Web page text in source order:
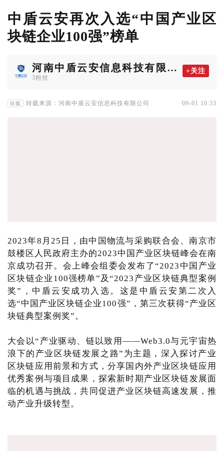
中盾云安再次入选“中国产业区
块链企业100强”榜单
河南中盾云安信息科技有限公
司
3粉丝
+关注
转载 转载来源：河南中盾云安信息科技有限公司 09-01 10:33
2023年8月25日，由中国物流与采购联合会、南京市
鼓楼区人民政府主办的2023中国产业区块链峰会在南
京成功召开。会上峰会组委会发布了“2023中国产业
区块链企业100强榜单”及“2023产业区块链典型案例
奖”，中盾云安成功入选。这是中盾云安第二次入
选“中国产业区块链企业100强”，第三次获得“产业区
块链典型案例奖”。
大会以“产业驱动、链以致用——Web3.0与元宇宙热
浪下的产业区块链发展之路”为主题，深入探讨产业
区块链应用前景和方式，分享国内外产业区块链应用
优秀案例与项目成果，探索新时期产业区块链发展面
临的机遇与挑战，共同促进产业区块链高速发展，推
动产业升级转型。